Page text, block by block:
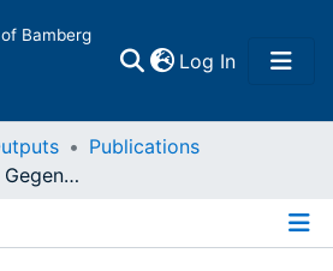
Bamberg
Log In(current)
Publications
Theologie für die Gegenwart